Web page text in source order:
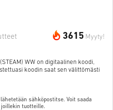
3615 Myyty!
WW on digitaalinen koodi,
koodin saat sen välittömästi
sähköpostitse. Voit saada
joillekin tuotteille.